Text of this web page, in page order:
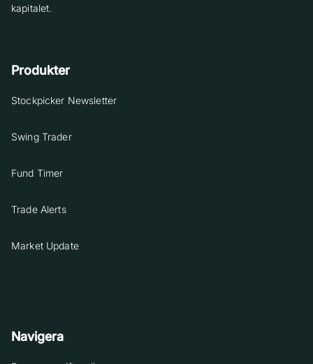
kapitalet.
Produkter
Stockpicker Newsletter
Swing Trader
Fund Timer
Trade Alerts
Market Update
Navigera